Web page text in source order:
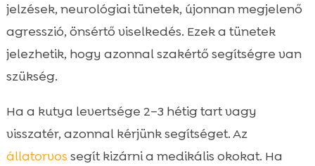
jelzések, neurológiai tünetek, újonnan megjelenő
agresszió, önsértő viselkedés. Ezek a tünetek
jelezhetik, hogy azonnal szakértő segítségre van
szükség.
Ha a kutya levertsége 2–3 hétig tart vagy
visszatér, azonnal kérjünk segítséget. Az
állatorvos segít kizárni a medikális okokat. Ha